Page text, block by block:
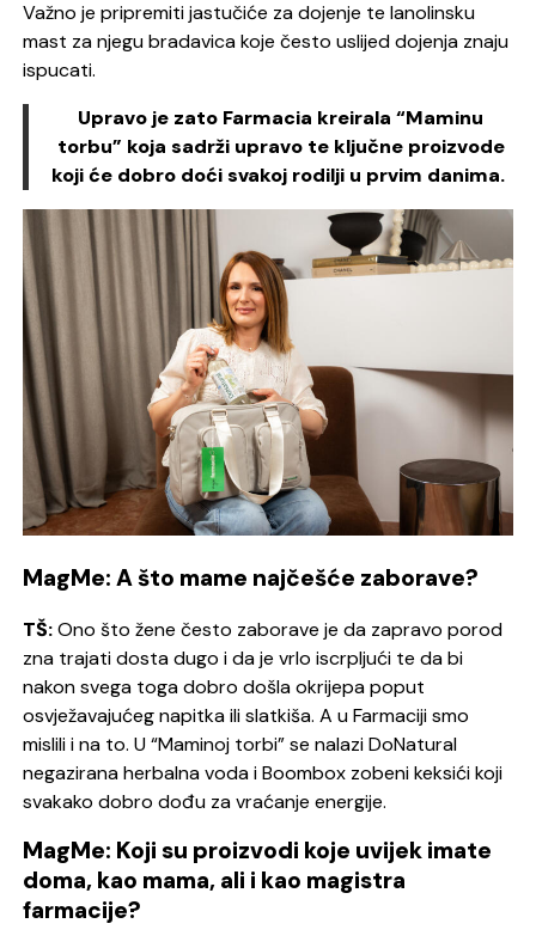
Važno je pripremiti jastučiće za dojenje te lanolinsku
mast za njegu bradavica koje često uslijed dojenja znaju
ispucati.
Upravo je zato Farmacia kreirala “Maminu
torbu” koja sadrži upravo te ključne proizvode
koji će dobro doći svakoj rodilji u prvim danima.
MagMe: A što mame najčešće zaborave?
TŠ:Ono što žene često zaborave je da zapravo porod
zna trajati dosta dugo i da je vrlo iscrpljući te da bi
nakon svega toga dobro došla okrijepa poput
osvježavajućeg napitka ili slatkiša. A u Farmaciji smo
mislili i na to. U “Maminoj torbi” se nalazi DoNatural
negazirana herbalna voda i Boombox zobeni keksići koji
svakako dobro dođu za vraćanje energije.
MagMe: Koji su proizvodi koje uvijek imate
doma, kao mama, ali i kao magistra
farmacije?